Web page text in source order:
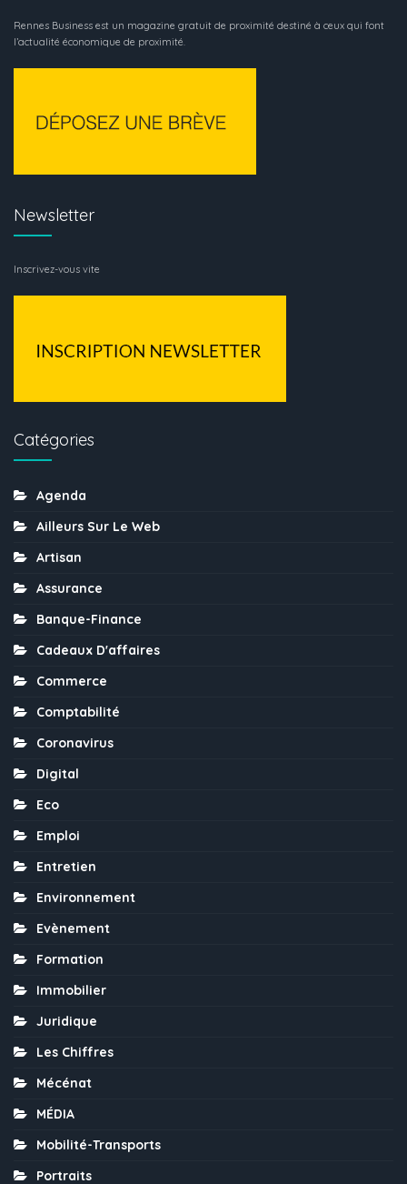
Rennes Business est un magazine gratuit de proximité destiné à ceux qui font
l’actualité économique de proximité.
Newsletter
Inscrivez-vous vite
Catégories
Agenda
Ailleurs Sur Le Web
Artisan
Assurance
Banque-Finance
Cadeaux D'affaires
Commerce
Comptabilité
Coronavirus
Digital
Eco
Emploi
Entretien
Environnement
Evènement
Formation
Immobilier
Juridique
Les Chiffres
Mécénat
MÉDIA
Mobilité-Transports
Portraits